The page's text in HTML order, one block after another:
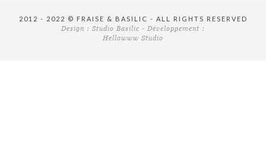
2012 - 2022 © FRAISE & BASILIC - ALL RIGHTS RESERVED
Design : Studio Basilic - Développement :
Hellowww Studio